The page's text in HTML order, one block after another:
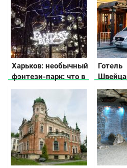
Харьков: необычный
фэнтези-парк: что в
нем удивительного?
Готель
стиль